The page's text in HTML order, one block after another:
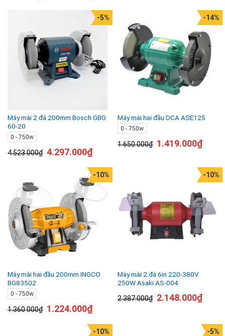
Máy mài 2 đá 200mm Bosch GBG
60-20
0 - 750w
4.523.000₫
-5%
4.297.000₫
Máy mài hai đầu DCA ASE125
0 - 750w
1.650.000₫
-14%
1.419.000₫
Máy mài hai đầu 200mm INGCO
BG83502
0 - 750w
1.360.000₫
-10%
1.224.000₫
Máy mài 2 đá 6in 220-380V
250W Asaki AS-004
2.387.000₫
-10%
2.148.000₫
-10% -5%